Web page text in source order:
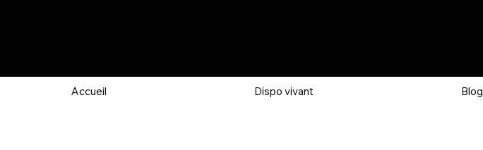
Accueil Dispo vivant Blog